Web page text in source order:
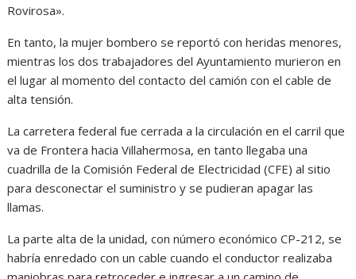
Rovirosa».
En tanto, la mujer bombero se reportó con heridas menores,
mientras los dos trabajadores del Ayuntamiento murieron en
el lugar al momento del contacto del camión con el cable de
alta tensión.
La carretera federal fue cerrada a la circulación en el carril que
va de Frontera hacia Villahermosa, en tanto llegaba una
cuadrilla de la Comisión Federal de Electricidad (CFE) al sitio
para desconectar el suministro y se pudieran apagar las
llamas.
La parte alta de la unidad, con número económico CP-212, se
habría enredado con un cable cuando el conductor realizaba